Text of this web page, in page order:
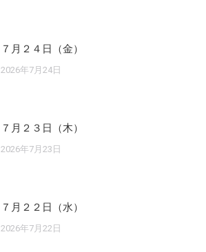
７月２４日（金）
2026年7月24日
７月２３日（木）
2026年7月23日
７月２２日（水）
2026年7月22日